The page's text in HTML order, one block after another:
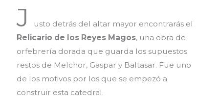
J
usto detrás del altar mayor encontrarás el
Relicario de los Reyes Magos, una obra de
orfebrería dorada que guarda los supuestos
restos de Melchor, Gaspar y Baltasar. Fue uno
de los motivos por los que se empezó a
construir esta catedral.